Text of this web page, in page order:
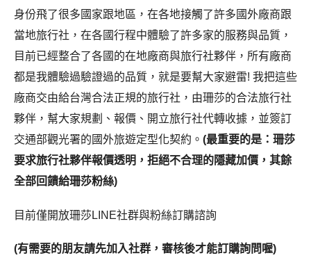
身份飛了很多國家跟地區，在各地接觸了許多國外廠商跟
當地旅行社，在各國行程中體驗了許多家的服務與品質，
目前已經整合了各國的在地廠商與旅行社夥伴，所有廠商
都是我體驗過驗證過的品質，就是要幫大家避雷! 我把這些
廠商交由給台灣合法正規的旅行社，由珊莎的合法旅行社
夥伴，幫大家規劃、報價、開立旅行社代轉收據，並簽訂
交通部觀光署的國外旅遊定型化契約。 (最重要的是：珊莎
要求旅行社夥伴報價透明，拒絕不合理的隱藏加價，其餘
全部回饋給珊莎粉絲)
目前僅開放珊莎LINE社群與粉絲訂購諮詢
(有需要的朋友請先加入社群，審核後才能訂購詢問喔)